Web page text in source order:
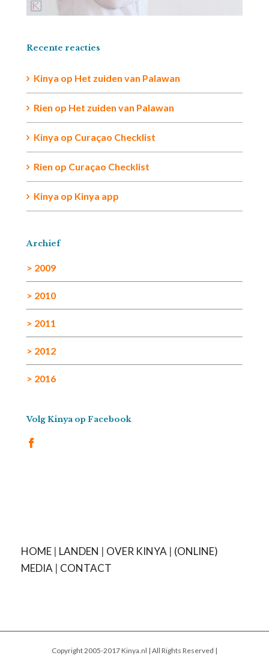
Recente reacties
Kinya op Het zuiden van Palawan
Rien op Het zuiden van Palawan
Kinya op Curaçao Checklist
Rien op Curaçao Checklist
Kinya op Kinya app
Archief
> 2009
> 2010
> 2011
> 2012
> 2016
Volg Kinya op Facebook
HOME| LANDEN | OVER KINYA | (ONLINE)
MEDIA | CONTACT
Copyright 2005-2017 Kinya.nl | All Rights Reserved |